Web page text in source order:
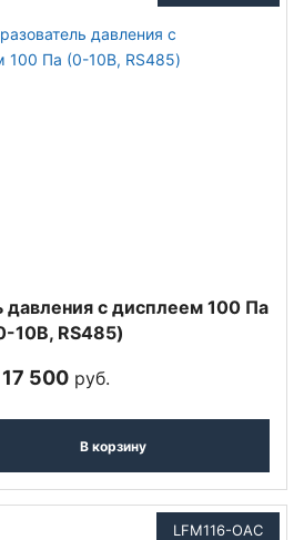
давления с дисплеем 100 Па
10В, RS485)
17 500руб.
В корзину
LFM116-OAC